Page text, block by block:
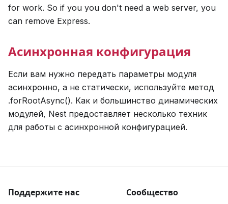
for work. So if you you don't need a web server, you
can remove Express.
Асинхронная конфигурация
Если вам нужно передать параметры модуля
асинхронно, а не статически, используйте метод
.forRootAsync(). Как и большинство динамических
модулей, Nest предоставляет несколько техник
для работы с асинхронной конфигурацией.
Поддержите нас Сообщество